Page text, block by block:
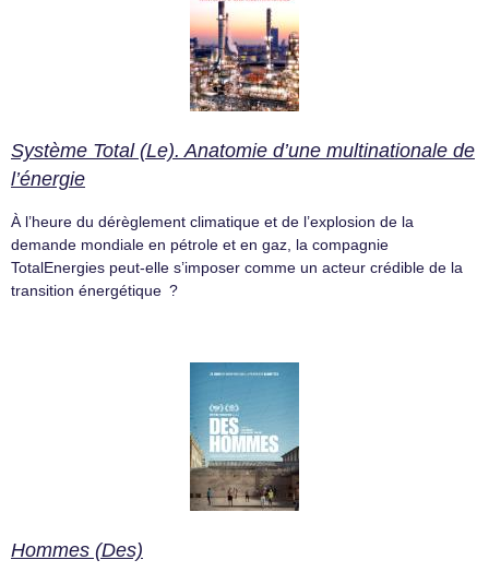
Système Total (Le). Anatomie d’une multinationale de
l’énergie
À l’heure du dérèglement climatique et de l’explosion de la
demande mondiale en pétrole et en gaz, la compagnie
TotalEnergies peut-elle s’imposer comme un acteur crédible de la
transition énergétique ?
Hommes (Des)